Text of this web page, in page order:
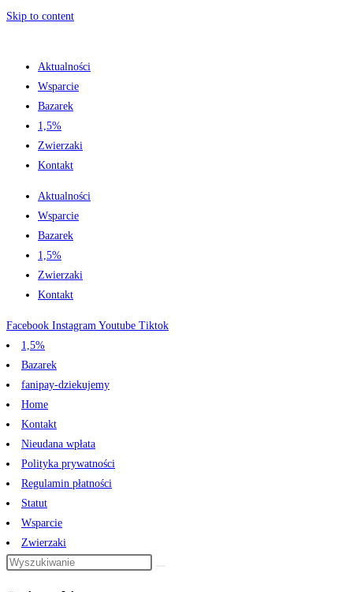
Skip to content
Aktualności
Wsparcie
Bazarek
1,5%
Zwierzaki
Kontakt
Aktualności
Wsparcie
Bazarek
1,5%
Zwierzaki
Kontakt
Facebook Instagram Youtube Tiktok
1,5%
Bazarek
fanipay-dziekujemy
Home
Kontakt
Nieudana wpłata
Polityka prywatności
Regulamin płatności
Statut
Wsparcie
Zwierzaki